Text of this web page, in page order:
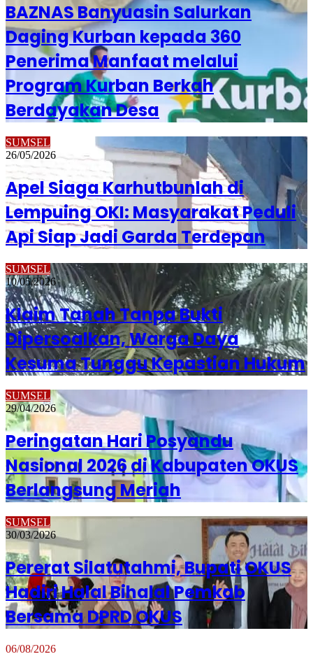
BAZNAS Banyuasin Salurkan
Daging Kurban kepada 360
Penerima Manfaat melalui
Program Kurban Berkah
Berdayakan Desa
SUMSEL
26/05/2026
Apel Siaga Karhutbunlah di
Lempuing OKI: Masyarakat Peduli
Api Siap Jadi Garda Terdepan
SUMSEL
10/05/2026
Klaim Tanah Tanpa Bukti
Dipersoalkan, Warga Daya
Kesuma Tunggu Kepastian Hukum
SUMSEL
29/04/2026
Peringatan Hari Posyandu
Nasional 2026 di Kabupaten OKUS
Berlangsung Meriah
SUMSEL
30/03/2026
Pererat Silatutahmi, Bupati OKUS
Hadiri Halal Bihalal Pemkab
Bersama DPRD OKUS
06/08/2026